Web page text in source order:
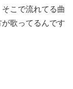
こで流れてる曲
歌ってるんです